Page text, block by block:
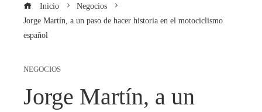
Inicio
Negocios
Jorge Martín, a un paso de hacer historia en el motociclismo
español
NEGOCIOS
Jorge Martín, a un